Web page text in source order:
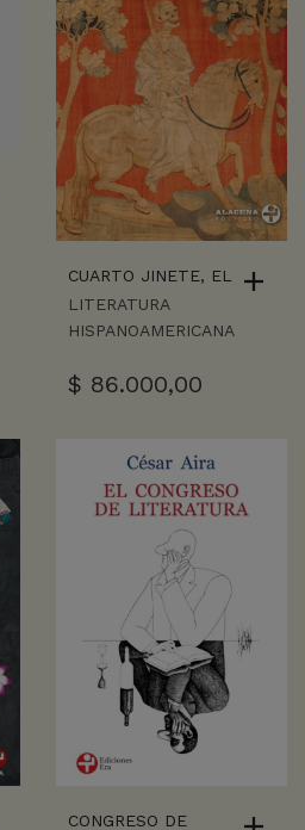
CUARTO JINETE, EL
LITERATURA
HISPANOAMERICANA
$ 86.000,00
CONGRESO DE